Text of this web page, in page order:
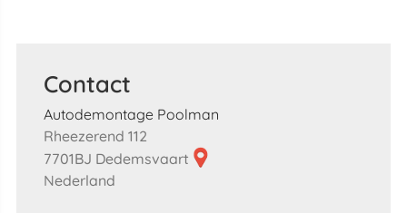
Contact
Autodemontage Poolman
Rheezerend 112
7701BJ Dedemsvaart
Nederland